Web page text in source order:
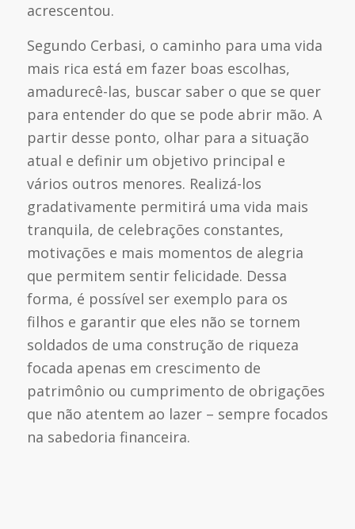
acrescentou.
Segundo Cerbasi, o caminho para uma vida
mais rica está em fazer boas escolhas,
amadurecê-las, buscar saber o que se quer
para entender do que se pode abrir mão. A
partir desse ponto, olhar para a situação
atual e definir um objetivo principal e
vários outros menores. Realizá-los
gradativamente permitirá uma vida mais
tranquila, de celebrações constantes,
motivações e mais momentos de alegria
que permitem sentir felicidade. Dessa
forma, é possível ser exemplo para os
filhos e garantir que eles não se tornem
soldados de uma construção de riqueza
focada apenas em crescimento de
patrimônio ou cumprimento de obrigações
que não atentem ao lazer – sempre focados
na sabedoria financeira.